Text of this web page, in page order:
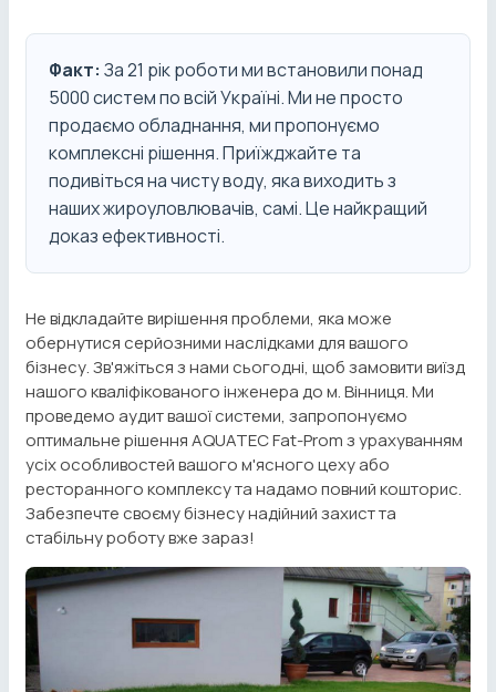
Факт: За 21 рік роботи ми встановили понад
5000 систем по всій Україні. Ми не просто
продаємо обладнання, ми пропонуємо
комплексні рішення. Приїжджайте та
подивіться на чисту воду, яка виходить з
наших жироуловлювачів, самі. Це найкращий
доказ ефективності.
Не відкладайте вирішення проблеми, яка може
обернутися серйозними наслідками для вашого
бізнесу. Зв'яжіться з нами сьогодні, щоб замовити виїзд
нашого кваліфікованого інженера до м. Вінниця. Ми
проведемо аудит вашої системи, запропонуємо
оптимальне рішення AQUATEC Fat-Prom з урахуванням
усіх особливостей вашого м'ясного цеху або
ресторанного комплексу та надамо повний кошторис.
Забезпечте своєму бізнесу надійний захист та
стабільну роботу вже зараз!